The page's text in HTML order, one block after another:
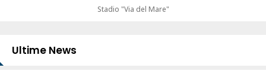
Stadio "Via del Mare"
Ultime News